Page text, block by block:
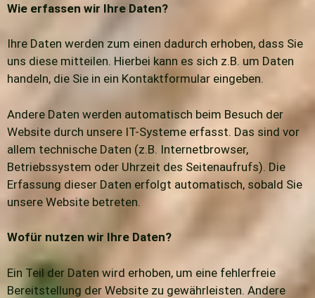
Wie erfassen wir Ihre Daten?
Ihre Daten werden zum einen dadurch erhoben, dass Sie
uns diese mitteilen. Hierbei kann es sich z.B. um Daten
handeln, die Sie in ein Kontaktformular eingeben.
Andere Daten werden automatisch beim Besuch der
Website durch unsere IT-Systeme erfasst. Das sind vor
allem technische Daten (z.B. Internetbrowser,
Betriebssystem oder Uhrzeit des Seitenaufrufs). Die
Erfassung dieser Daten erfolgt automatisch, sobald Sie
unsere Website betreten.
Wofür nutzen wir Ihre Daten?
Ein Teil der Daten wird erhoben, um eine fehlerfreie
Bereitstellung der Website zu gewährleisten. Andere